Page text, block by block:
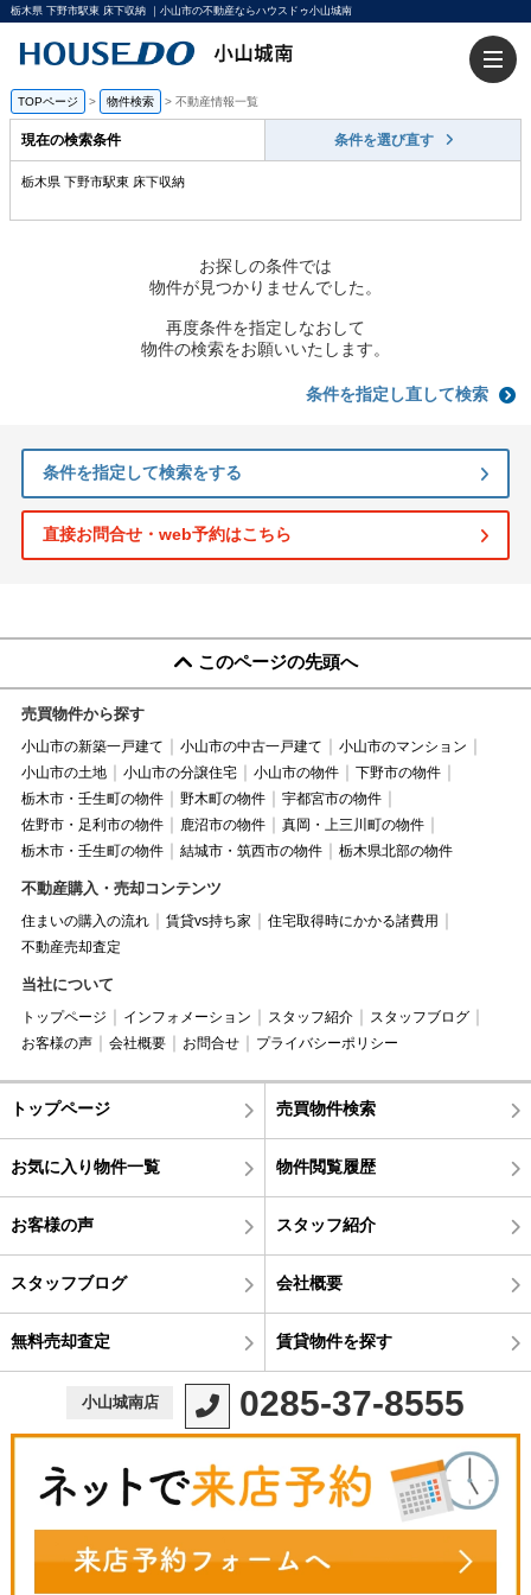
栃木県 下野市駅東 床下収納 ｜小山市の不動産ならハウスドゥ小山城南
TOPページ > 物件検索 > 不動産情報一覧
現在の検索条件 条件を選び直す
栃木県 下野市駅東 床下収納
お探しの条件では
物件が見つかりませんでした。
再度条件を指定しなおして
物件の検索をお願いいたします。
条件を指定し直して検索
条件を指定して検索をする
直接お問合せ・web予約はこちら
このページの先頭へ
売買物件から探す
小山市の新築一戸建て 小山市の中古一戸建て
小山市のマンション
小山市の土地
小山市の分譲住宅 小山市の物件
下野市の物件
栃木市・壬生町の物件
野木町の物件
宇都宮市の物件
佐野市・足利市の物件
鹿沼市の物件
真岡・上三川町の物件
栃木市・壬生町の物件
結城市・筑西市の物件 栃木県北部の物件
不動産購入・売却コンテンツ
住まいの購入の流れ 賃貸vs持ち家
住宅取得時にかかる諸費用
不動産売却査定
当社について
トップページ インフォメーション スタッフ紹介
スタッフブログ
お客様の声
会社概要 お問合せ プライバシーポリシー
トップページ 売買物件検索
お気に入り物件一覧 物件閲覧履歴
お客様の声 スタッフ紹介
スタッフブログ 会社概要
無料売却査定 賃貸物件を探す
小山城南店 0285-37-8555